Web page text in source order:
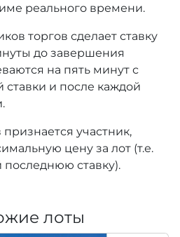
реального времени.
торгов сделает ставку
до завершения
на пять минут с
ставки и после каждой
участник,
цену за лот (т.е.
последнюю ставку).
лоты